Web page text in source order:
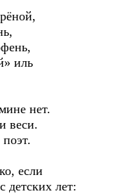
иль
нет.
веси.
если
лет: